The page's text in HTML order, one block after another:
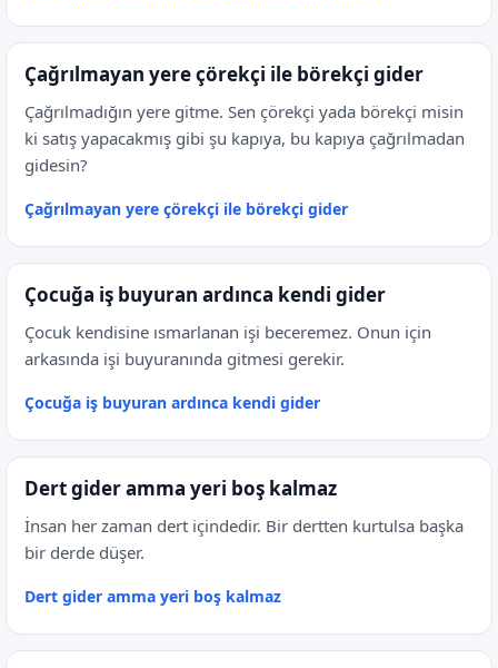
Çağrılmayan yere çörekçi ile börekçi gider
Çağrılmadığın yere gitme. Sen çörekçi yada börekçi misin
ki satış yapacakmış gibi şu kapıya, bu kapıya çağrılmadan
gidesin?
Çağrılmayan yere çörekçi ile börekçi gider
Çocuğa iş buyuran ardınca kendi gider
Çocuk kendisine ısmarlanan işi beceremez. Onun için
arkasında işi buyuranında gitmesi gerekir.
Çocuğa iş buyuran ardınca kendi gider
Dert gider amma yeri boş kalmaz
İnsan her zaman dert içindedir. Bir dertten kurtulsa başka
bir derde düşer.
Dert gider amma yeri boş kalmaz